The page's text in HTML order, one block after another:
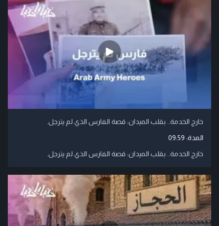
خارج الخدمة.. بقلب الميدان: قصة الفارس الذي لم يترجل.
المدة: 09:59
خارج الخدمة.. بقلب الميدان: قصة الفارس الذي لم يترجل.